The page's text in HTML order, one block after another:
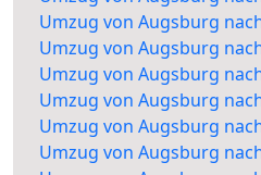
Umzug von Augsburg
Umzug von Augsburg
Umzug von Augsburg
Umzug von Augsburg
Umzug von Augsburg
Umzug von Augsburg